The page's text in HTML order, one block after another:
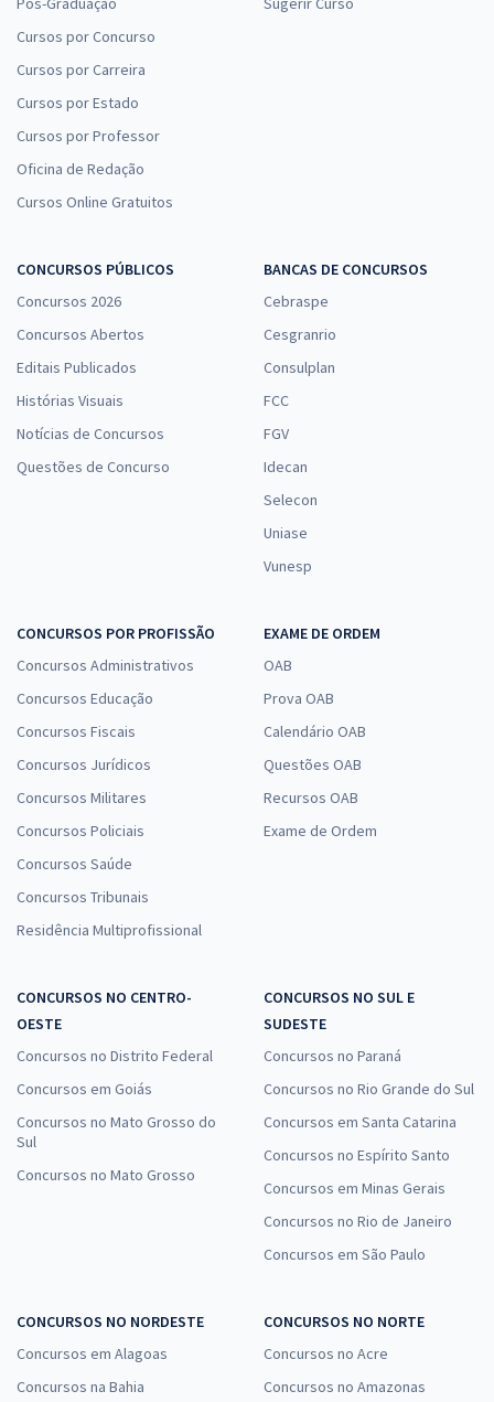
Cursos por Concurso
Cursos por Carreira
Cursos por Estado
Cursos por Professor
Oficina de Redação
Cursos Online Gratuitos
CONCURSOS PÚBLICOS
Concursos 2026
Concursos Abertos
Editais Publicados
Histórias Visuais
Notícias de Concursos
Questões de Concurso
BANCAS DE CONCURSOS
Cebraspe
Cesgranrio
Consulplan
FCC
FGV
Idecan
Selecon
Uniase
Vunesp
CONCURSOS POR PROFISSÃO
Concursos Administrativos
Concursos Educação
Concursos Fiscais
Concursos Jurídicos
Concursos Militares
Concursos Policiais
Concursos Saúde
Concursos Tribunais
Residência Multiprofissional
EXAME DE ORDEM
OAB
Prova OAB
Calendário OAB
Questões OAB
Recursos OAB
Exame de Ordem
CONCURSOS NO CENTRO-
OESTE
Concursos no Distrito Federal
Concursos em Goiás
Concursos no Mato Grosso do
Sul
Concursos no Mato Grosso
CONCURSOS NO SUL E
SUDESTE
Concursos no Paraná
Concursos no Rio Grande do Sul
Concursos em Santa Catarina
Concursos no Espírito Santo
Concursos em Minas Gerais
Concursos no Rio de Janeiro
Concursos em São Paulo
CONCURSOS NO NORDESTE
Concursos em Alagoas
Concursos na Bahia
CONCURSOS NO NORTE
Concursos no Acre
Concursos no Amazonas